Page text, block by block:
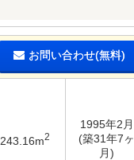
お問い合わせ(無料)
243.16m2
1995年2月
(築31年7ヶ
月)